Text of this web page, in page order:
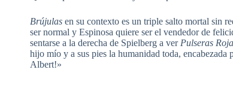
Brújulas en su contexto es un triple salto mortal sin
ser normal y Espinosa quiere ser el vendedor de
sentarse a la derecha de Spielberg a ver Pulseras
hijo mío y a sus pies la humanidad toda, encabezada
Albert!»